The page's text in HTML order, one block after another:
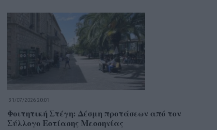
31/07/2026 20:01
Φοιτητική Στέγη: Δέσμη προτάσεων από τον
Σύλλογο Εστίασης Μεσσηνίας